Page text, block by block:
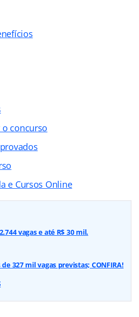
concurso
e Cursos Online
vagas e até R$ 30 mil.
327 mil vagas previstas; CONFIRA!